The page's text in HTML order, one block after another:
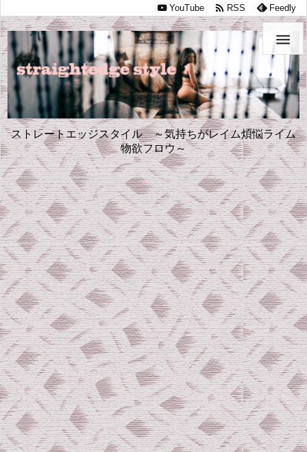
ストレートエッジスタイル ～気持ちがレイム煩悩ライム
物欲フロウ～

YouTube  RSS Feedly